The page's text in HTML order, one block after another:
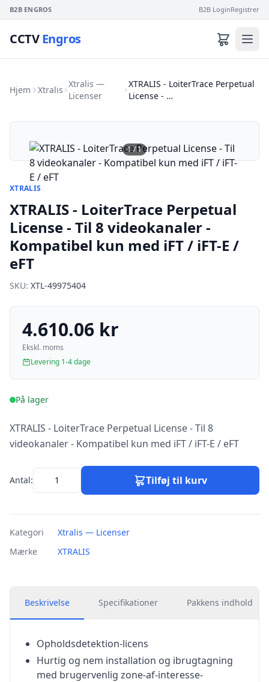
B2B ENGROS B2B LoginRegistrer
CCTVEngros
Hjem Xtralis
Xtralis —
Licenser
XTRALIS - LoiterTrace Perpetual
License - …
1/1
XTRALIS
XTRALIS - LoiterTrace Perpetual
License - Til 8 videokanaler -
Kompatibel kun med iFT / iFT-E /
eFT
SKU: XTL-49975404
4.610.06 kr
Ekskl. moms
Levering 1-4 dage
På lager
XTRALIS - LoiterTrace Perpetual License - Til 8
videokanaler - Kompatibel kun med iFT / iFT-E / eFT
Antal: Tilføj til kurv
Kategori
Xtralis — Licenser
Mærke
XTRALIS
Beskrivelse Specifikationer Pakkens indhold
Opholdsdetektion-licens
Hurtig og nem installation og ibrugtagning
med brugervenlig zone-af-interesse-